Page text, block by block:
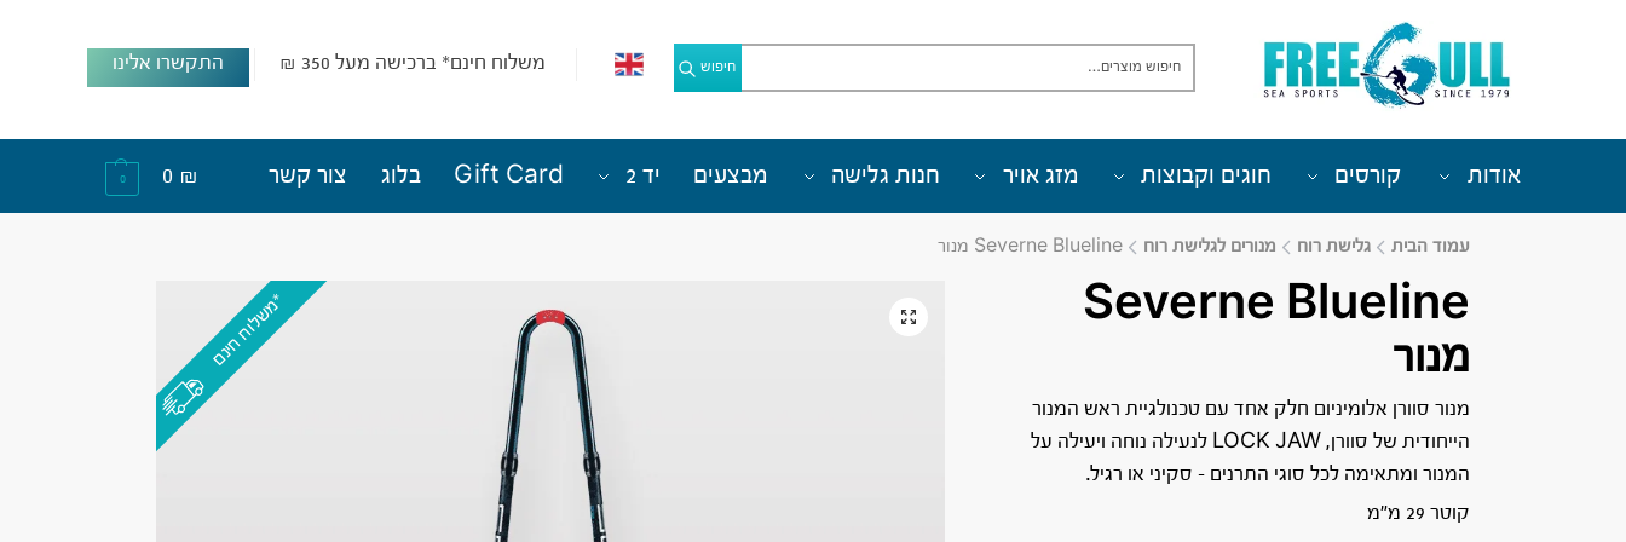
חיפוש משלוח חינם* ברכישה מעל 350 ₪ התקשרו אלינו
אודות קורסים חוגים וקבוצות מזג אויר חנות גלישה מבצעים יד 2 Gift Card בלוג צור קשר ₪
0
עמוד הבית גלישת רוח מנורים לגלישת רוח Severne Blueline מנור
Severne Blueline
מנור
מנור סוורן אלומיניום חלק אחד עם טכנולגיית ראש המנור
הייחודית של סוורן, LOCK JAW לנעילה נוחה ויעילה על
המנור ומתאימה לכל סוגי התרנים – סקיני או רגיל.
קוטר 29 מ”מ